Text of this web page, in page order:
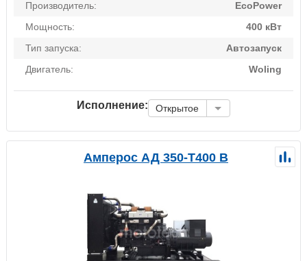
Производитель:
EcoPower
Мощность:
400 кВт
Тип запуска:
Автозапуск
Двигатель:
Woling
Исполнение: Открытое
Амперос АД 350-Т400 B